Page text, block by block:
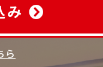
み
ら